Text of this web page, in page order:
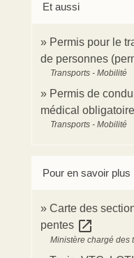
Et aussi
Permis pour le
de personnes
Transports - Mobilité
Permis de
médical obligatoire
Transports - Mobilité
Pour en savoir plus
Carte des
pentes open_in_new
Ministère chargé des